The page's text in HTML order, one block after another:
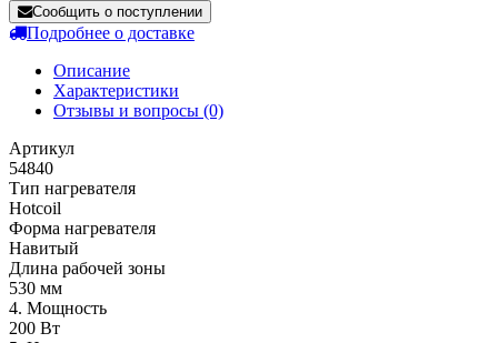
Сообщить о поступлении
Подробнее о доставке
Описание
Характеристики
Отзывы и вопросы (0)
Артикул
54840
Тип нагревателя
Hotcoil
Форма нагревателя
Навитый
Длина рабочей зоны
530 мм
4. Мощность
200 Вт